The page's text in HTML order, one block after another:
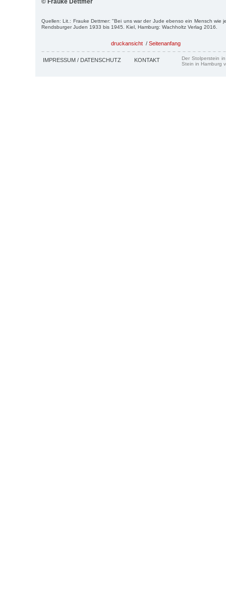
Quellen: Lit.: Frauke Dettmer: "Bei uns war der Jude ebenso ein Mensch wie
Rendsburger Juden 1933 bis 1945. Kiel, Hamburg: Wachholtz Verlag 2016.
druckansicht / Seitenanfang
IMPRESSUM / DATENSCHUTZ KONTAKT
Der Stolperstein
Stein in Hamburg